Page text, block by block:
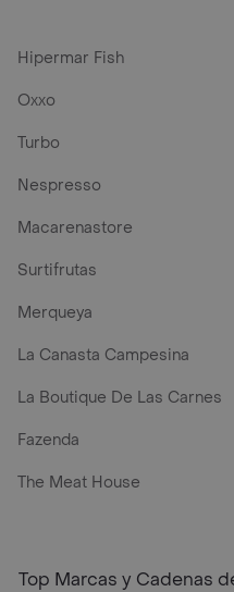
Hipermar Fish
Oxxo
Turbo
Nespresso
Macarenastore
Surtifrutas
Merqueya
La Canasta Campesina
La Boutique De Las Carnes
Fazenda
The Meat House
Top Marcas y Cadenas